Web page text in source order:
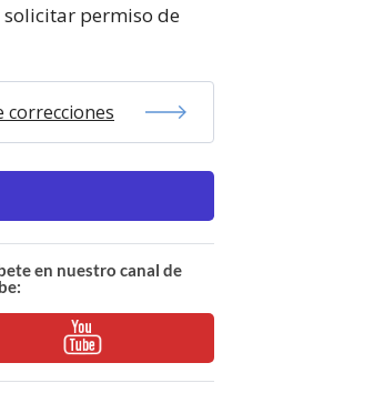
permiso de
correcciones
en nuestro canal de